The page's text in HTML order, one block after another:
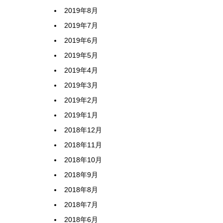
2019年8月
2019年7月
2019年6月
2019年5月
2019年4月
2019年3月
2019年2月
2019年1月
2018年12月
2018年11月
2018年10月
2018年9月
2018年8月
2018年7月
2018年6月